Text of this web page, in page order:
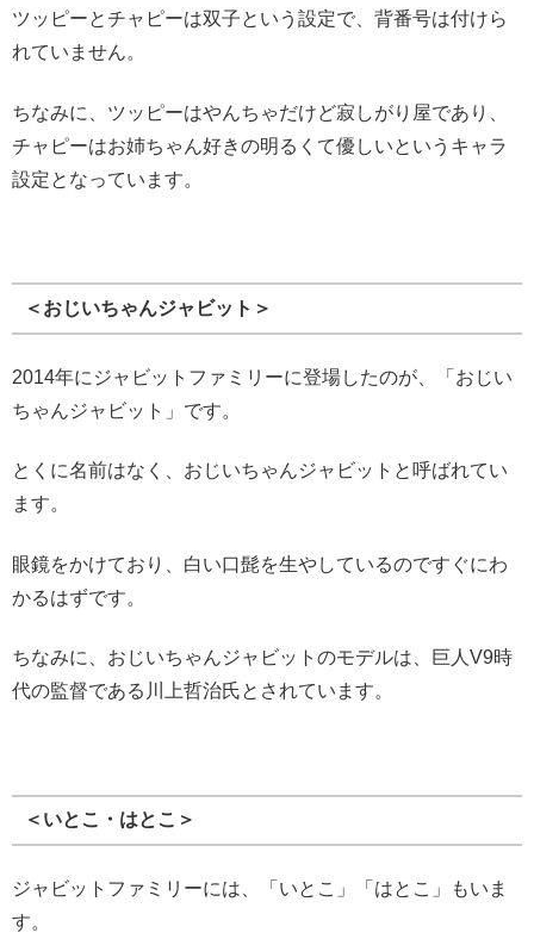
ツッピーとチャピーは双子という設定で、背番号は付けら
れていません。
ちなみに、ツッピーはやんちゃだけど寂しがり屋であり、
チャピーはお姉ちゃん好きの明るくて優しいというキャラ
設定となっています。
＜おじいちゃんジャビット＞
2014年にジャビットファミリーに登場したのが、「おじい
ちゃんジャビット」です。
とくに名前はなく、おじいちゃんジャビットと呼ばれてい
ます。
眼鏡をかけており、白い口髭を生やしているのですぐにわ
かるはずです。
ちなみに、おじいちゃんジャビットのモデルは、巨人V9時
代の監督である川上哲治氏とされています。
＜いとこ・はとこ＞
ジャビットファミリーには、「いとこ」「はとこ」もいま
す。